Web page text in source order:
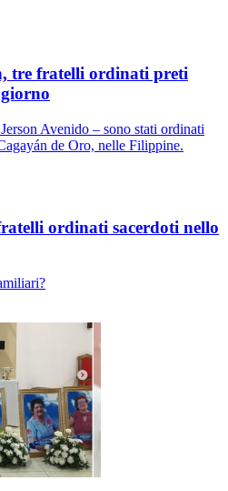
tre fratelli ordinati preti
Avenido – sono stati ordinati
de Oro, nelle Filippine.
ordinati sacerdoti nello